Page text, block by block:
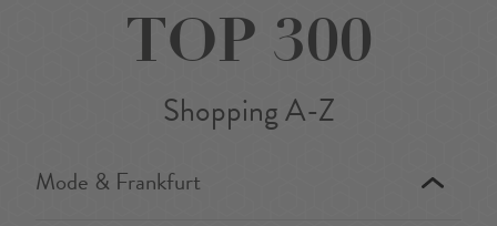
TOP 300
Shopping A-Z
Mode & Frankfurt